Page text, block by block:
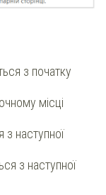
з початку
місці
з наступної
з наступної